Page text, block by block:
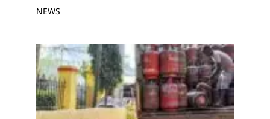
NEWS